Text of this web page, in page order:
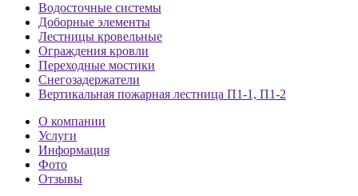
Водосточные системы
Доборные элементы
Лестницы кровельные
Ограждения кровли
Переходные мостики
Снегозадержатели
Вертикальная пожарная лестница П1-1, П1-2
О компании
Услуги
Информация
Фото
Отзывы